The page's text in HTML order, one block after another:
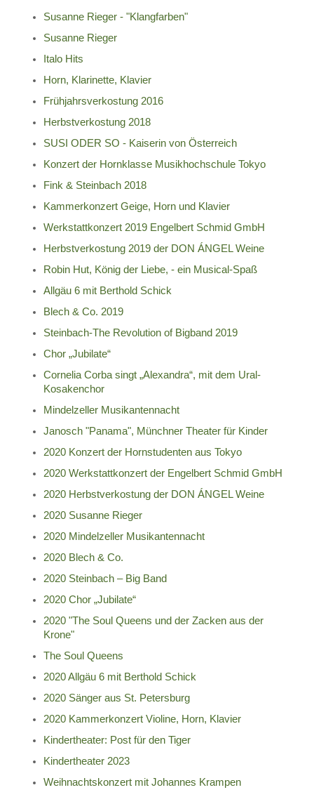
Susanne Rieger - "Klangfarben"
Susanne Rieger
Italo Hits
Horn, Klarinette, Klavier
Frühjahrsverkostung 2016
Herbstverkostung 2018
SUSI ODER SO - Kaiserin von Österreich
Konzert der Hornklasse Musikhochschule Tokyo
Fink & Steinbach 2018
Kammerkonzert Geige, Horn und Klavier
Werkstattkonzert 2019 Engelbert Schmid GmbH
Herbstverkostung 2019 der DON ÁNGEL Weine
Robin Hut, König der Liebe, - ein Musical-Spaß
Allgäu 6 mit Berthold Schick
Blech & Co. 2019
Steinbach-The Revolution of Bigband 2019
Chor „Jubilate“
Cornelia Corba singt „Alexandra“, mit dem Ural-
Kosakenchor
Mindelzeller Musikantennacht
Janosch "Panama", Münchner Theater für Kinder
2020 Konzert der Hornstudenten aus Tokyo
2020 Werkstattkonzert der Engelbert Schmid GmbH
2020 Herbstverkostung der DON ÁNGEL Weine
2020 Susanne Rieger
2020 Mindelzeller Musikantennacht
2020 Blech & Co.
2020 Steinbach – Big Band
2020 Chor „Jubilate“
2020 "The Soul Queens und der Zacken aus der
Krone"
The Soul Queens
2020 Allgäu 6 mit Berthold Schick
2020 Sänger aus St. Petersburg
2020 Kammerkonzert Violine, Horn, Klavier
Kindertheater: Post für den Tiger
Kindertheater 2023
Weihnachtskonzert mit Johannes Krampen